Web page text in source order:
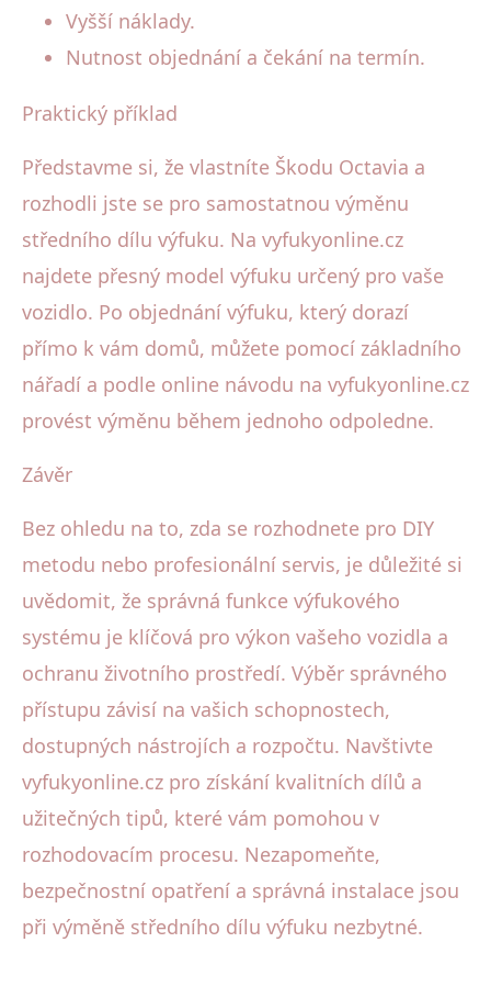
Vyšší náklady.
Nutnost objednání a čekání na termín.
Praktický příklad
Představme si, že vlastníte Škodu Octavia a
rozhodli jste se pro samostatnou výměnu
středního dílu výfuku. Na vyfukyonline.cz
najdete přesný model výfuku určený pro vaše
vozidlo. Po objednání výfuku, který dorazí
přímo k vám domů, můžete pomocí základního
nářadí a podle online návodu na vyfukyonline.cz
provést výměnu během jednoho odpoledne.
Závěr
Bez ohledu na to, zda se rozhodnete pro DIY
metodu nebo profesionální servis, je důležité si
uvědomit, že správná funkce výfukového
systému je klíčová pro výkon vašeho vozidla a
ochranu životního prostředí. Výběr správného
přístupu závisí na vašich schopnostech,
dostupných nástrojích a rozpočtu. Navštivte
vyfukyonline.cz pro získání kvalitních dílů a
užitečných tipů, které vám pomohou v
rozhodovacím procesu. Nezapomeňte,
bezpečnostní opatření a správná instalace jsou
při výměně středního dílu výfuku nezbytné.